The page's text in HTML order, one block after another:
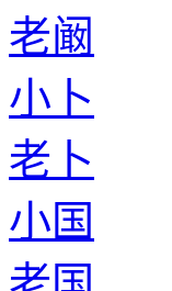
老阚
小卜
老卜
小国